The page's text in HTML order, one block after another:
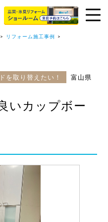
リフォーム施工事例
を取り替えたい！
富山県
いカップボー